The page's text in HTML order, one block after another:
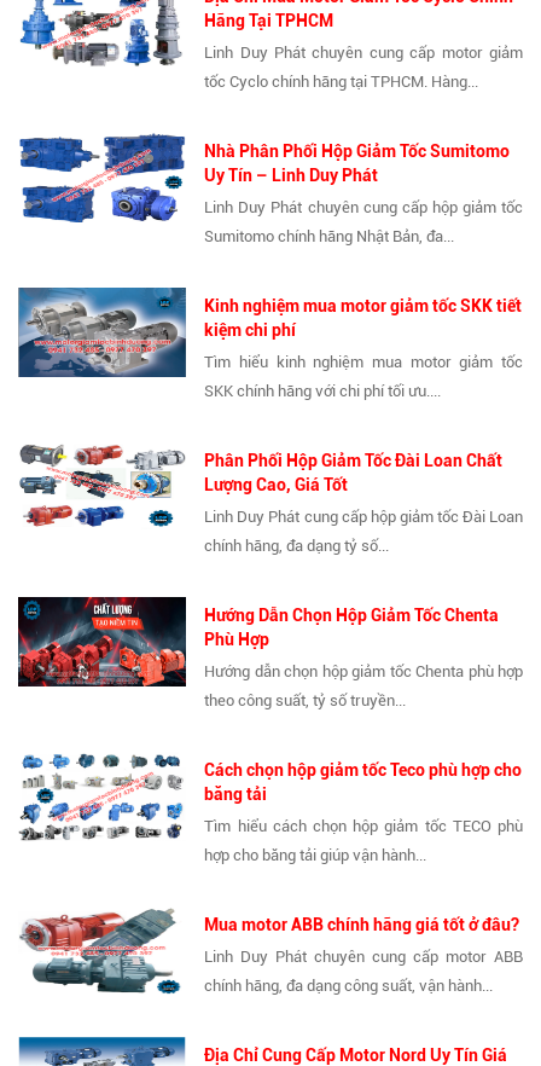
Hãng Tại TPHCM
Linh Duy Phát chuyên cung cấp motor giảm
tốc Cyclo chính hãng tại TPHCM. Hàng...
Nhà Phân Phối Hộp Giảm Tốc Sumitomo
Uy Tín – Linh Duy Phát
Linh Duy Phát chuyên cung cấp hộp giảm tốc
Sumitomo chính hãng Nhật Bản, đa...
Kinh nghiệm mua motor giảm tốc SKK tiết
kiệm chi phí
Tìm hiểu kinh nghiệm mua motor giảm tốc
SKK chính hãng với chi phí tối ưu....
Phân Phối Hộp Giảm Tốc Đài Loan Chất
Lượng Cao, Giá Tốt
Linh Duy Phát cung cấp hộp giảm tốc Đài Loan
chính hãng, đa dạng tỷ số...
Hướng Dẫn Chọn Hộp Giảm Tốc Chenta
Phù Hợp
Hướng dẫn chọn hộp giảm tốc Chenta phù hợp
theo công suất, tỷ số truyền...
Cách chọn hộp giảm tốc Teco phù hợp cho
băng tải
Tìm hiểu cách chọn hộp giảm tốc TECO phù
hợp cho băng tải giúp vận hành...
Mua motor ABB chính hãng giá tốt ở đâu?
Linh Duy Phát chuyên cung cấp motor ABB
chính hãng, đa dạng công suất, vận hành...
Địa Chỉ Cung Cấp Motor Nord Uy Tín Giá